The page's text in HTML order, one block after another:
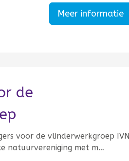
Meer informatie
de
voor de vlinderwerkgroep IVN
natuurvereniging met m…